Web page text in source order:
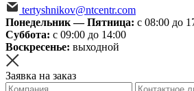
tertyshnikov@ntcentr.com
Понедельник — Пятница: с 08:00 до
Суббота: с 09:00 до 14:00
Воскресенье: выходной
Заявка на заказ